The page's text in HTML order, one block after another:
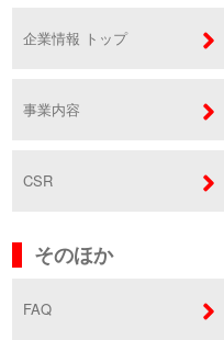
企業情報 トップ
事業内容
CSR
そのほか
FAQ